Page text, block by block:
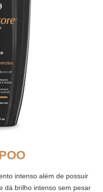
intenso além de possuir
dá brilho intenso sem pesar